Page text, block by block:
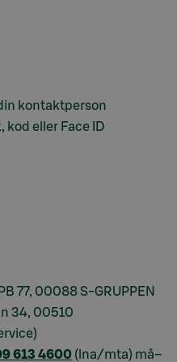
kontaktperson
kod eller Face ID
77, 00088 S-GRUPPEN
34, 00510
613 4600 (lna/mta) må–